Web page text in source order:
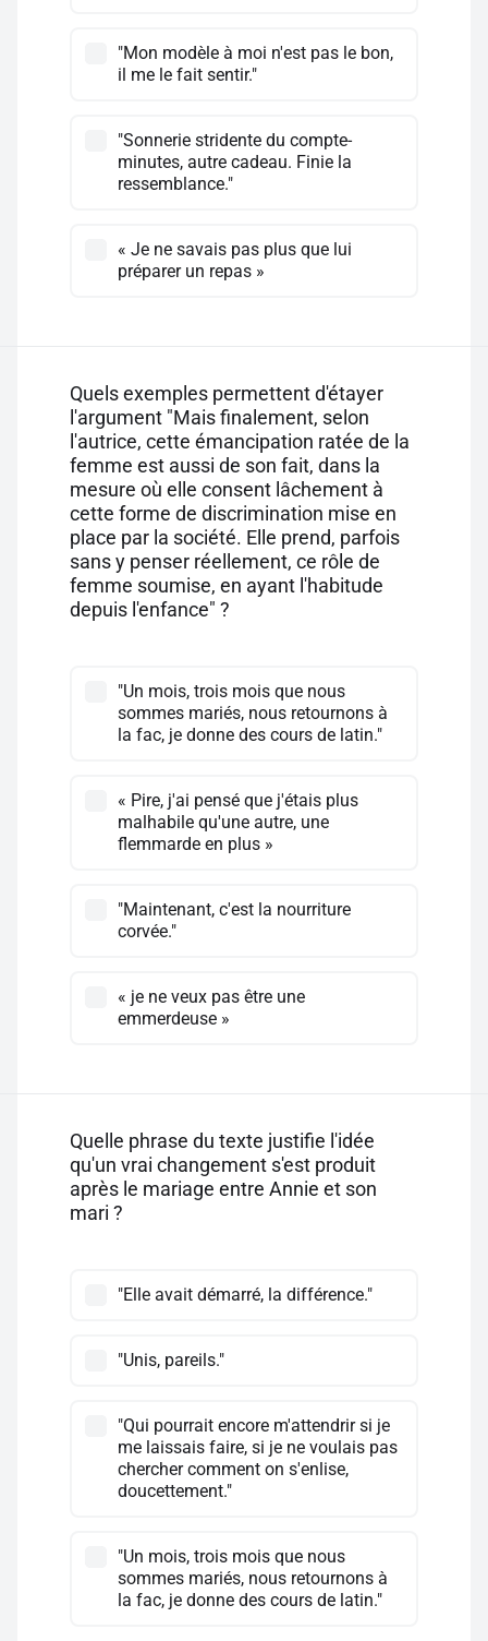
"Mon modèle à moi n'est pas le bon,
il me le fait sentir."
"Sonnerie stridente du compte-
minutes, autre cadeau. Finie la
ressemblance."
« Je ne savais pas plus que lui
préparer un repas »
Quels exemples permettent d'étayer
l'argument "Mais finalement, selon
l'autrice, cette émancipation ratée de la
femme est aussi de son fait, dans la
mesure où elle consent lâchement à
cette forme de discrimination mise en
place par la société. Elle prend, parfois
sans y penser réellement, ce rôle de
femme soumise, en ayant l'habitude
depuis l'enfance" ?
"Un mois, trois mois que nous
sommes mariés, nous retournons à
la fac, je donne des cours de latin."
« Pire, j'ai pensé que j'étais plus
malhabile qu'une autre, une
flemmarde en plus »
"Maintenant, c'est la nourriture
corvée."
« je ne veux pas être une
emmerdeuse »
Quelle phrase du texte justifie l'idée
qu'un vrai changement s'est produit
après le mariage entre Annie et son
mari ?
"Elle avait démarré, la différence."
"Unis, pareils."
"Qui pourrait encore m'attendrir si je
me laissais faire, si je ne voulais pas
chercher comment on s'enlise,
doucettement."
"Un mois, trois mois que nous
sommes mariés, nous retournons à
la fac, je donne des cours de latin."